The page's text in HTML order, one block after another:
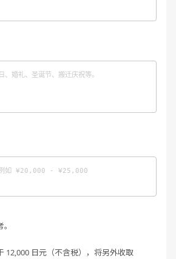
12,000 日元（不含税），将另外收取